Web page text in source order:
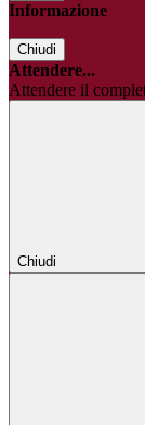
Informazione
Chiudi
Attendere...
Attendere il
Chiudi